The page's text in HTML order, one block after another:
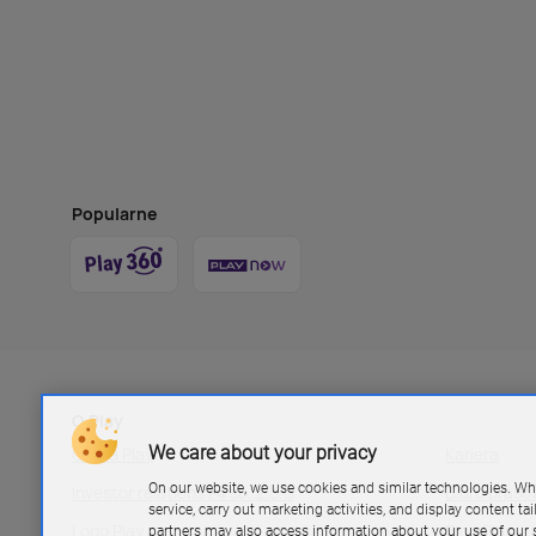
Popularne
O Play
Grupa Play
Investor relations P4 sp. z.o.o
Biuro
Blog Play
We care about your privacy
On our website, we use cookies and similar technologies.
service, carry out marketing activities, and display content
partners may also access information about your use of